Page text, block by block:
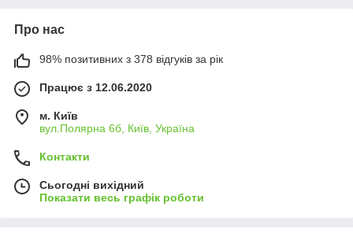
Про нас
98% позитивних з 378 відгуків за рік
Працює з 12.06.2020
м. Київ
вул.Полярна 6б, Київ, Україна
Контакти
Сьогодні вихідний
Показати весь графік роботи